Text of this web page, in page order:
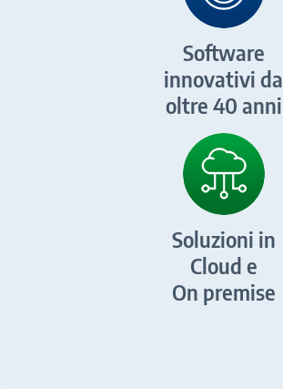
Software
innovativi da
oltre 40 anni
Soluzioni in
Cloud e
On premise